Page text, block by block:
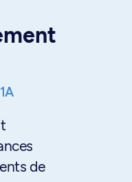
de